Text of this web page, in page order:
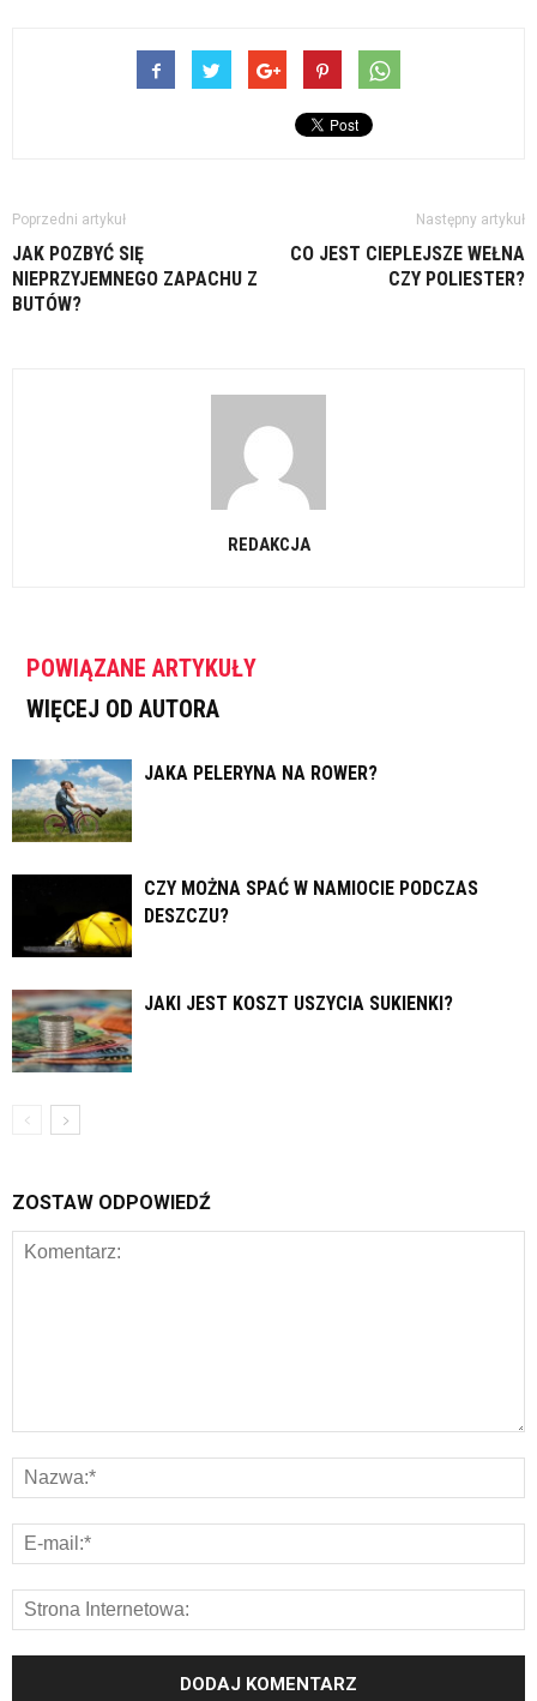
Poprzedni artykuł
JAK POZBYĆ SIĘ
NIEPRZYJEMNEGO ZAPACHU Z
BUTÓW?
Następny artykuł
CO JEST CIEPLEJSZE WEŁNA
CZY POLIESTER?
REDAKCJA
POWIĄZANE ARTYKUŁY
WIĘCEJ OD AUTORA
JAKA PELERYNA NA ROWER?
CZY MOŻNA SPAĆ W NAMIOCIE PODCZAS
DESZCZU?
JAKI JEST KOSZT USZYCIA SUKIENKI?
ZOSTAW ODPOWIEDŹ